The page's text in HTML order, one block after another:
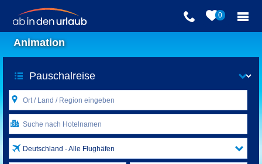
0
Animation
Deutschland - Alle Flughäfen